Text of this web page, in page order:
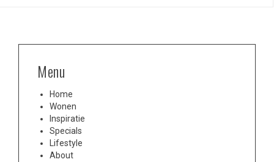
Menu
Home
Wonen
Inspiratie
Specials
Lifestyle
About